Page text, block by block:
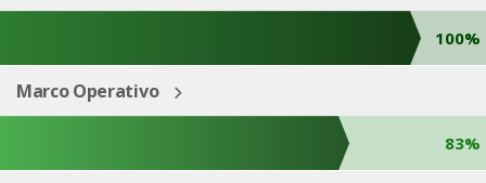
100%
Marco Operativo
83%